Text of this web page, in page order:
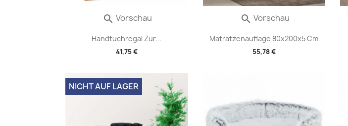
Handtuchregal Zur...
41,75 €
 Vorschau
Matratzenauflage 80x200x5 Cm
55,78 €
 Vorschau
NICHT AUF LAGER